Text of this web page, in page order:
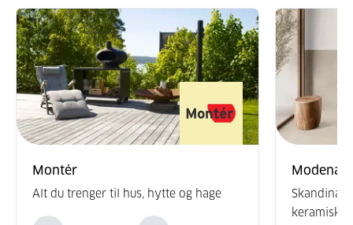
Montér
Alt du trenger til hus, hytte og hage
Modena
keramiske